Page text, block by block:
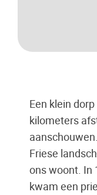
Een klein
kilometers
Friese
ons woont. In
kwam een